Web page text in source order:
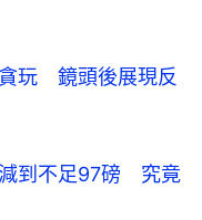
玩　鏡頭後展現反
到不足97磅　究竟